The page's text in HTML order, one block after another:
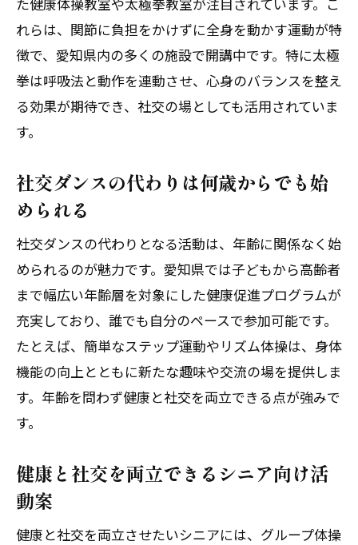
れらは、関節に負担をかけずに全身を動かす運動が特
徴で、愛知県内の多くの施設で開講中です。特に太極
拳は呼吸法と動作を連動させ、心身のバランスを整え
る効果が期待でき、社交の場としても活用されていま
す。
社交ダンスの代わりは何歳からでも始
められる
社交ダンスの代わりとなる活動は、年齢に関係なく始
められるのが魅力です。愛知県では子どもから高齢者
まで幅広い年齢層を対象にした健康促進プログラムが
充実しており、誰でも自分のペースで参加可能です。
たとえば、簡単なステップ運動やリズム体操は、身体
機能の向上とともに新たな趣味や交流の場を提供しま
す。年齢を問わず健康と社交を両立できる点が強みで
す。
健康と社交を両立できるシニア向け活
動案
健康と社交を両立させたいシニアには、グループ体操